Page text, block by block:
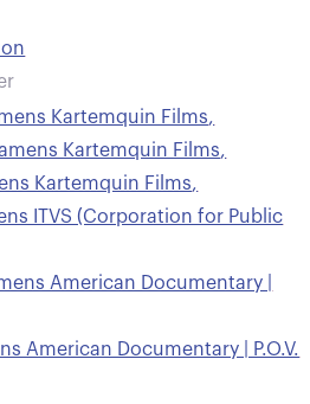
Kartemquin Films,
Kartemquin Films,
Kartemquin Films,
ITVS (Corporation for Public
American Documentary |
American Documentary | P.O.V.